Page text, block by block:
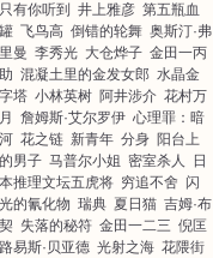
只有你听到
井上雅彦 第五瓶血
罐 飞鸟高 倒错的轮舞 奥斯汀·弗
里曼 李秀光 大仓烨子 金田一丙
助 混凝土里的金发女郎 水晶金
字塔 小林英树 阿井涉介 花村万
月
詹姆斯·艾尔罗伊 心理罪：暗
河 花之链 新青年 分身 阳台上
的男子 马普尔小姐 密室杀人
日
本推理文坛五虎将 穷追不舍 闪
光的氰化物 瑞典 夏日猫 吉姆·布
契 失落的秘符 金田一二三 倪匡
路易斯·贝亚德 光射之海 花隈街